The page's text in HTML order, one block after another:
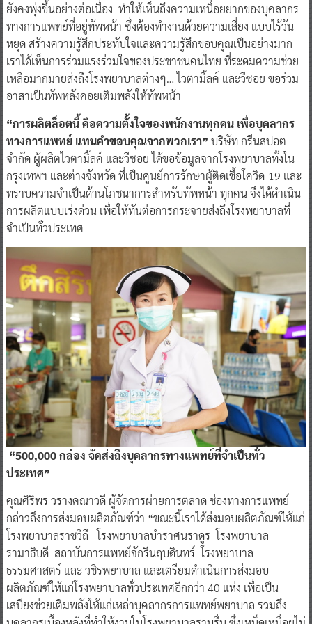
ยังคงพุ่งขึ้นอย่างต่อเนื่อง ทำให้เห็นถึงความเหนื่อยยากของบุคลากร
ทางการแพทย์ที่อยู่ทัพหน้า ซึ่งต้องทำงานด้วยความเสี่ยง แบบไร้วัน
หยุด สร้างความรู้สึกประทับใจและความรู้สึกขอบคุณเป็นอย่างมาก
เราได้เห็นการร่วมแรงร่วมใจของประชาชนคนไทย ที่ระดมความช่วย
เหลือมากมายส่งถึงโรงพยาบาลต่างๆ… ไวตามิ้ลค์ และวีซอย ขอร่วม
อาสาเป็นทัพหลังคอยเติมพลังให้ทัพหน้า
“การผลิตล็อตนี้ คือความตั้งใจของพนักงานทุกคน เพื่อบุคลากร
ทางการแพทย์ แทนคำขอบคุณจากพวกเรา” บริษัท กรีนสปอต
จำกัด ผู้ผลิตไวตามิ้ลค์ และวีซอย ได้ขอข้อมูลจากโรงพยาบาลทั้งใน
กรุงเทพฯ และต่างจังหวัด ที่เป็นศูนย์การรักษาผู้ติดเชื้อโควิด-19 และ
ทราบความจำเป็นด้านโภชนาการสำหรับทัพหน้า ทุกคน จึงได้ดำเนิน
การผลิตแบบเร่งด่วน เพื่อให้ทันต่อการกระจายส่งถึงโรงพยาบาลที่
จำเป็นทั่วประเทศ
“500,000กล่อง จัดส่งถึงบุคลากรทางแพทย์ที่จำเป็นทั่ว
ประเทศ”
คุณศิริพร วรางคณาวดี ผู้จัดการผ่ายการตลาด ช่องทางการแพทย์
กล่าวถึงการส่งมอบผลิตภัณฑ์ว่า “ขณะนี้เราได้ส่งมอบผลิตภัณฑ์ให้แก่
โรงพยาบาลราชวิถี โรงพยาบาลบำราศนราดูร โรงพยาบาล
รามาธิบดี สถาบันการแพทย์จักรีนฤบดินทร์ โรงพยาบาล
ธรรมศาสตร์ และ วชิรพยาบาล และเตรียมดำเนินการส่งมอบ
ผลิตภัณฑ์ให้แก่โรงพยาบาลทั่วประเทศอีกกว่า 40 แห่ง เพื่อเป็น
เสบียงช่วยเติมพลังให้แก่เหล่าบุคลากรการแพทย์พยาบาล รวมถึง